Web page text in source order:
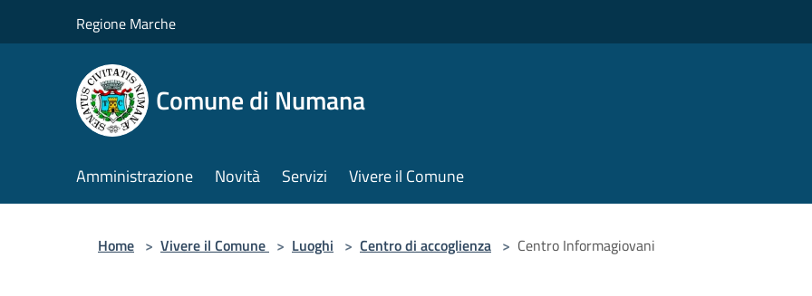
Regione Marche
Comune di Numana
Amministrazione Novità Servizi Vivere il Comune
Home > Vivere il Comune > Luoghi > Centro di accoglienza > Centro Informagiovani